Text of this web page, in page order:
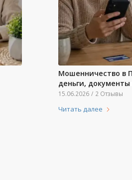
Мошенничество в
деньги, документы
15.06.2026 / 2 Отзывы
Читать далее